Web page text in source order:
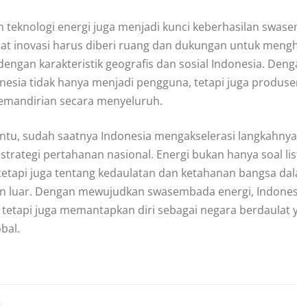
energi juga menjadi kunci keberhasilan
inovasi harus diberi ruang dan dukungan untuk
karakteristik geografis dan sosial Indonesia.
tidak hanya menjadi pengguna, tetapi juga
secara menyeluruh.
sudah saatnya Indonesia mengakselerasi
pertahanan nasional. Energi bukan hanya soal
juga tentang kedaulatan dan ketahanan bangsa
luar. Dengan mewujudkan swasembada energi,
juga memantapkan diri sebagai negara berdaulat